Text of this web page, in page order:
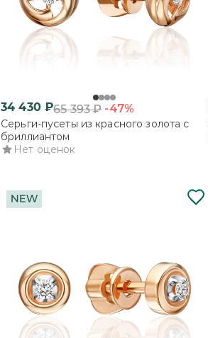
34 430₽65 393₽ -47%
Серьги-пусеты из красного золота с
бриллиантом
Нет оценок